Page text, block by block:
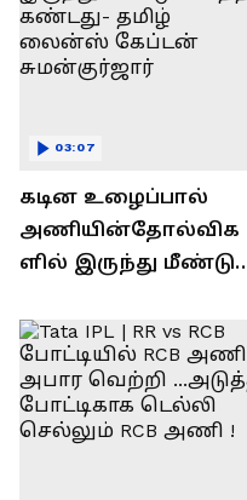
கடின உழைப்பால்
அணியின்தோல்விக
ளில் இருந்து மீண்டு
தமிழ் லைன்ஸ்
கேப்டன் சுமன்குர்ஜார்
03:07